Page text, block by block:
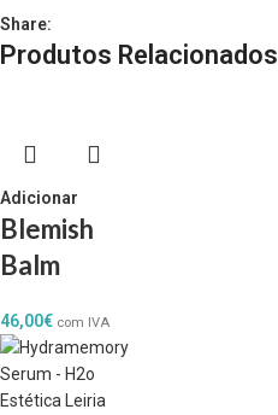
Share:
Produtos Relacionados
Adicionar
Blemish
Balm
46,00€ com IVA